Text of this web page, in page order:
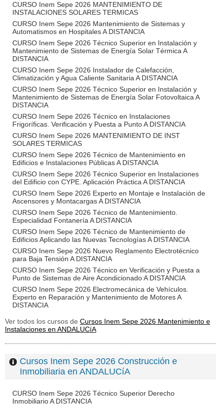
CURSO Inem Sepe 2026 MANTENIMIENTO DE
INSTALACIONES SOLARES TERMICAS
CURSO Inem Sepe 2026 Mantenimiento de Sistemas y
Automatismos en Hospitales A DISTANCIA
CURSO Inem Sepe 2026 Técnico Superior en Instalación y
Mantenimiento de Sistemas de Energía Solar Térmica A
DISTANCIA
CURSO Inem Sepe 2026 Instalador de Calefacción,
Climatización y Agua Caliente Sanitaria A DISTANCIA
CURSO Inem Sepe 2026 Técnico Superior en Instalación y
Mantenimiento de Sistemas de Energía Solar Fotovoltaica A
DISTANCIA
CURSO Inem Sepe 2026 Técnico en Instalaciones
Frigoríficas. Verificación y Puesta a Punto A DISTANCIA
CURSO Inem Sepe 2026 MANTENIMIENTO DE INST
SOLARES TERMICAS
CURSO Inem Sepe 2026 Técnico de Mantenimiento en
Edificios e Instalaciones Públicas A DISTANCIA
CURSO Inem Sepe 2026 Técnico Superior en Instalaciones
del Edificio con CYPE. Aplicación Práctica A DISTANCIA
CURSO Inem Sepe 2026 Experto en Montaje e Instalación de
Ascensores y Montacargas A DISTANCIA
CURSO Inem Sepe 2026 Técnico de Mantenimiento.
Especialidad Fontanería A DISTANCIA
CURSO Inem Sepe 2026 Técnico de Mantenimiento de
Edificios Aplicando las Nuevas Tecnologías A DISTANCIA
CURSO Inem Sepe 2026 Nuevo Reglamento Electrotécnico
para Baja Tensión A DISTANCIA
CURSO Inem Sepe 2026 Técnico en Verificación y Puesta a
Punto de Sistemas de Aire Acondicionado A DISTANCIA
CURSO Inem Sepe 2026 Electromecánica de Vehículos.
Experto en Reparación y Mantenimiento de Motores A
DISTANCIA
Ver todos los cursos de Cursos Inem Sepe 2026 Mantenimiento e
Instalaciones en ANDALUCíA
Cursos Inem Sepe 2026 Construcción e
Inmobiliaria en ANDALUCíA
CURSO Inem Sepe 2026 Técnico Superior Derecho
Inmobiliario A DISTANCIA